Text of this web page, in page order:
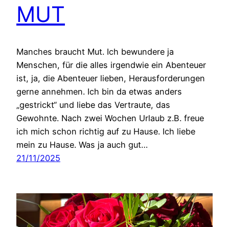
MUT
Manches braucht Mut. Ich bewundere ja
Menschen, für die alles irgendwie ein Abenteuer
ist, ja, die Abenteuer lieben, Herausforderungen
gerne annehmen. Ich bin da etwas anders
„gestrickt“ und liebe das Vertraute, das
Gewohnte. Nach zwei Wochen Urlaub z.B. freue
ich mich schon richtig auf zu Hause. Ich liebe
mein zu Hause. Was ja auch gut…
21/11/2025